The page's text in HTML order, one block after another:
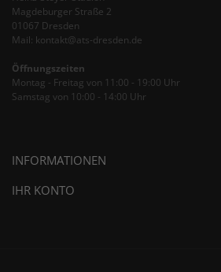
Magdeburger Straße 2
01067 Dresden
Mail: kontakt@ats-dresden.de
Öffnungszeiten
Montag - Freitag von 11:00 - 19:00 Uhr
Samstag von 10:00 - 14:00 Uhr
INFORMATIONEN
IHR KONTO